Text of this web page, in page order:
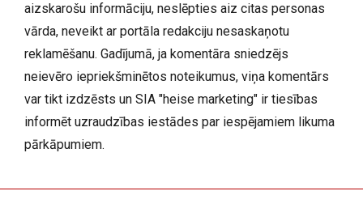
aizskarošu informāciju, neslēpties aiz citas personas
vārda, neveikt ar portāla redakciju nesaskaņotu
reklamēšanu. Gadījumā, ja komentāra sniedzējs
neievēro iepriekšminētos noteikumus, viņa komentārs
var tikt izdzēsts un SIA "heise marketing" ir tiesības
informēt uzraudzības iestādes par iespējamiem likuma
pārkāpumiem.